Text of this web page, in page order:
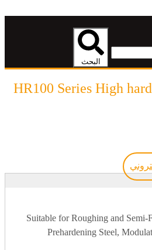
البحث
HR100 Series High
Suitable for Roughing and Semi-
Prehardening Steel,